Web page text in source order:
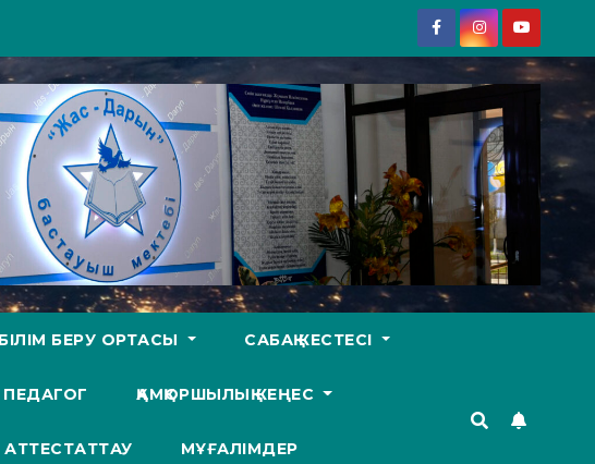
БІЛІМ БЕРУ ОРТАСЫ САБАҚ КЕСТЕСІ
ПЕДАГОГ ҚАМҚОРШЫЛЫҚ КЕҢЕС
АТТЕСТАТТАУ МҰҒАЛІМДЕР